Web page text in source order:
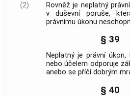
(2)
Rovněž je neplatný
v duševní poruše,
právnímu úkonu
§ 39
Neplatný je právní
nebo účelem odporuje
anebo se příčí dobrým
§ 40